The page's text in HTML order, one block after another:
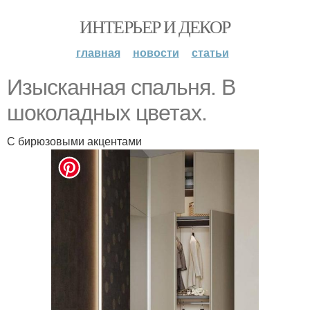
ИНТЕРЬЕР И ДЕКОР
главная новости статьи
Изысканная спальня. В
шоколадных цветах.
С бирюзовыми акцентами